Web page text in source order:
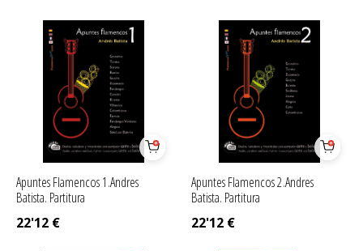
Apuntes Flamencos 1.Andres
Batista. Partitura
22'12 €
Apuntes Flamencos 2.Andres
Batista. Partitura
22'12 €